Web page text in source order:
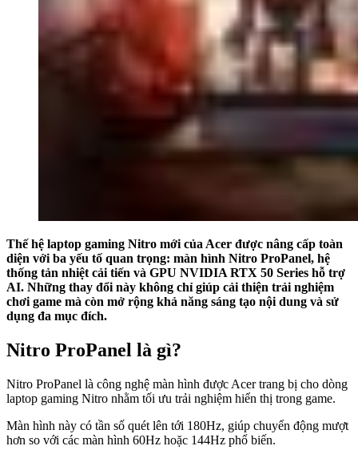
Thế hệ laptop gaming Nitro mới của Acer được nâng cấp toàn
diện với ba yếu tố quan trọng: màn hình Nitro ProPanel, hệ
thống tản nhiệt cải tiến và GPU NVIDIA RTX 50 Series hỗ trợ
AI. Những thay đổi này không chỉ giúp cải thiện trải nghiệm
chơi game mà còn mở rộng khả năng sáng tạo nội dung và sử
dụng đa mục đích.
Nitro ProPanel là gì?
Nitro ProPanel là công nghệ màn hình được Acer trang bị cho dòng
laptop gaming Nitro nhằm tối ưu trải nghiệm hiển thị trong game.
Màn hình này có tần số quét lên tới 180Hz, giúp chuyển động mượt
hơn so với các màn hình 60Hz hoặc 144Hz phổ biến.